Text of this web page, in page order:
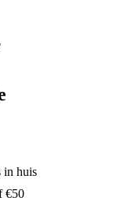
in huis
€50